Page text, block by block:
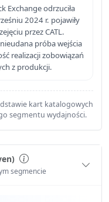
Exchange odrzuciła
2024 r. pojawiły
przez CATL.
próba wejścia
realizacji zobowiązań
z produkcji.
kart katalogowych
segmentu wydajności.
segmencie